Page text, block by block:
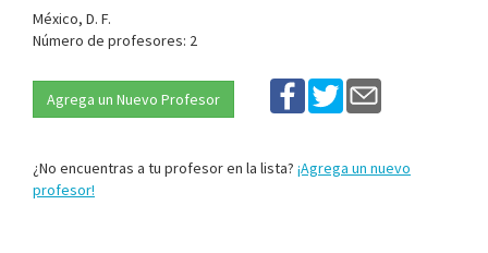
México, D. F.
Número de profesores: 2
Agrega un Nuevo Profesor
¿No encuentras a tu profesor en la lista? ¡Agrega un nuevo
profesor!